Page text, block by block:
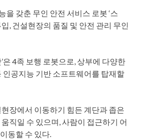
을 갖춘 무인 안전 서비스 로봇 ‘스
, 건설현장의 품질 및 안전 관리 무인
은 4족 보행 로봇으로, 상부에 다양한
인공지능 기반 소프트웨어를 탑재할
장에서 이동하기 힘든 계단과 좁은
직일 수 있으며, 사람이 접근하기 어
동할 수 있다.